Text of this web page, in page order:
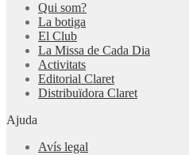
Qui som?
La botiga
El Club
La Missa de Cada Dia
Activitats
Editorial Claret
Distribuïdora Claret
Ajuda
Avís legal